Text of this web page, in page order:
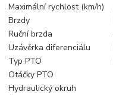
Maximální rychlost (km/h)
Brzdy
Ruční brzda
Uzávěrka diferenciálu
Typ PTO
Otáčky PTO
Hydraulický okruh